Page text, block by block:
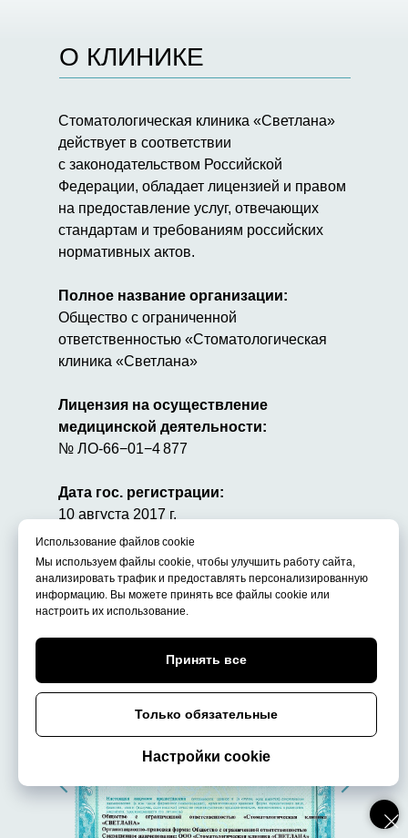
О КЛИНИКЕ
Стоматологическая клиника «Светлана»
действует в соответствии
с законодательством Российской
Федерации, обладает лицензией и правом
на предоставление услуг, отвечающих
стандартам и требованиям российских
нормативных актов.
Полное название организации:
Общество с ограниченной
ответственностью «Стоматологическая
клиника «Светлана»
Лицензия на осуществление
медицинской деятельности:
№ ЛО-66−01−4 877
Дата гос. регистрации:
10 августа 2017 г.
Использование файлов cookie
Мы используем файлы cookie, чтобы улучшить работу сайта,
анализировать трафик и предоставлять персонализированную
информацию. Вы можете принять все файлы cookie или
настроить их использование.
Принять все
Только обязательные
Настройки cookie